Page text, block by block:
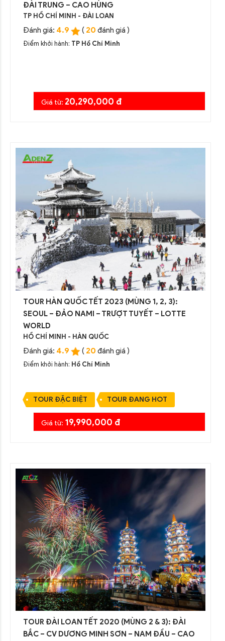
ĐÀI TRUNG – CAO HÙNG
TP HỒ CHÍ MINH - ĐÀI LOAN
Đánh giá: 4.9 ( 20 đánh giá )
Điểm khởi hành: TP Hồ Chí Minh
Giá từ: 20,290,000 đ
TOUR HÀN QUỐC TẾT 2023 (MÙNG 1, 2, 3):
SEOUL – ĐẢO NAMI – TRƯỢT TUYẾT – LOTTE
WORLD
HỒ CHÍ MINH - HÀN QUỐC
Đánh giá: 4.9 ( 20 đánh giá )
Điểm khởi hành: Hồ Chí Minh
TOUR ĐẶC BIỆT TOUR ĐANG HOT
Giá từ: 19,990,000 đ
TOUR ĐÀI LOAN TẾT 2020 (MÙNG 2 & 3): ĐÀI
BẮC – CV DƯƠNG MINH SƠN – NAM ĐẦU – CAO